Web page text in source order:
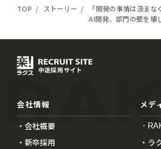
TOP ストーリー
「開発の事情は汲ま
AI開発、部門の壁を壊
会社情報
・会社概要
・新卒採用
メデ
・
・ラ